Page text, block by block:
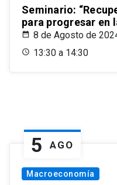
Seminario:
para progresar en
8 de Agosto de
13:30 a 14:30
5 AGO
Macroeconomía